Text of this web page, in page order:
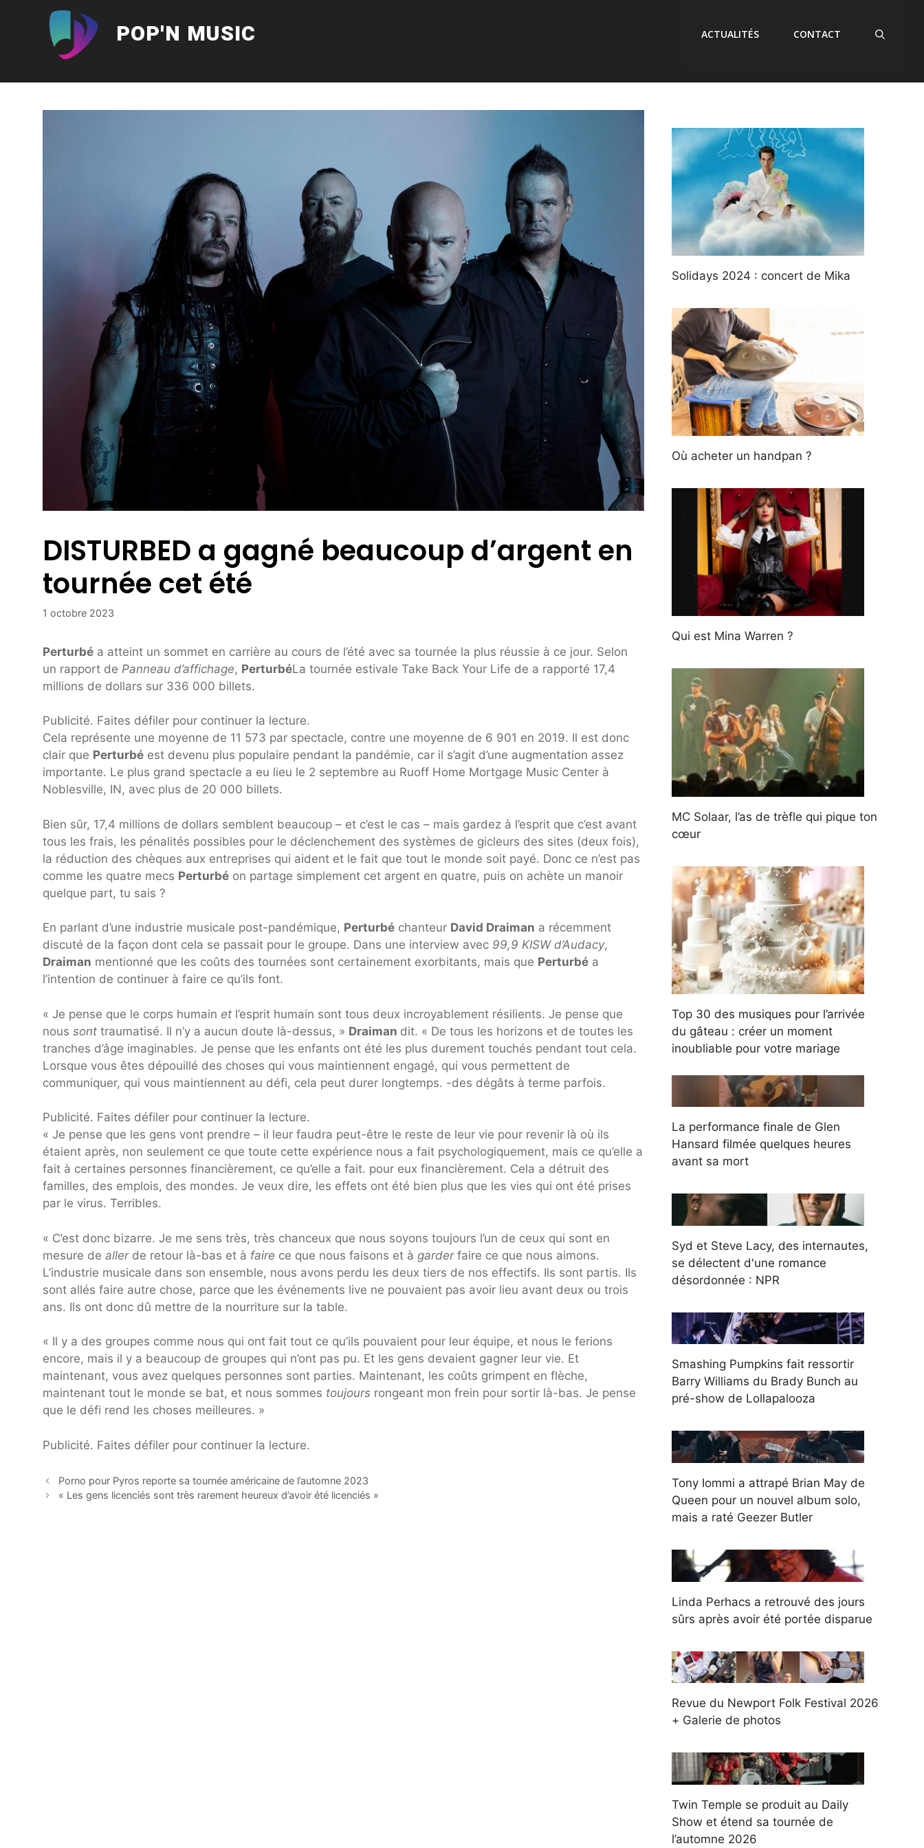
POP'N MUSIC ACTUALITÉS CONTACT
DISTURBED a gagné beaucoup d’argent en
tournée cet été
1 octobre 2023
Perturbé a atteint un sommet en carrière au cours de l’été avec sa tournée la plus réussie à ce jour. Selon
un rapport de Panneau d’affichage, PerturbéLa tournée estivale Take Back Your Life de a rapporté 17,4
millions de dollars sur 336 000 billets.
Publicité. Faites défiler pour continuer la lecture.
Cela représente une moyenne de 11 573 par spectacle, contre une moyenne de 6 901 en 2019. Il est donc
clair que Perturbé est devenu plus populaire pendant la pandémie, car il s’agit d’une augmentation assez
importante. Le plus grand spectacle a eu lieu le 2 septembre au Ruoff Home Mortgage Music Center à
Noblesville, IN, avec plus de 20 000 billets.
Bien sûr, 17,4 millions de dollars semblent beaucoup – et c’est le cas – mais gardez à l’esprit que c’est avant
tous les frais, les pénalités possibles pour le déclenchement des systèmes de gicleurs des sites (deux fois),
la réduction des chèques aux entreprises qui aident et le fait que tout le monde soit payé. Donc ce n’est pas
comme les quatre mecs Perturbé on partage simplement cet argent en quatre, puis on achète un manoir
quelque part, tu sais ?
En parlant d’une industrie musicale post-pandémique, Perturbé chanteur David Draiman a récemment
discuté de la façon dont cela se passait pour le groupe. Dans une interview avec 99,9 KISW d’Audacy,
Draiman mentionné que les coûts des tournées sont certainement exorbitants, mais que Perturbé a
l’intention de continuer à faire ce qu’ils font.
« Je pense que le corps humain et l’esprit humain sont tous deux incroyablement résilients. Je pense que
nous sont traumatisé. Il n’y a aucun doute là-dessus, » Draiman dit. « De tous les horizons et de toutes les
tranches d’âge imaginables. Je pense que les enfants ont été les plus durement touchés pendant tout cela.
Lorsque vous êtes dépouillé des choses qui vous maintiennent engagé, qui vous permettent de
communiquer, qui vous maintiennent au défi, cela peut durer longtemps. -des dégâts à terme parfois.
Publicité. Faites défiler pour continuer la lecture.
« Je pense que les gens vont prendre – il leur faudra peut-être le reste de leur vie pour revenir là où ils
étaient après, non seulement ce que toute cette expérience nous a fait psychologiquement, mais ce qu’elle a
fait à certaines personnes financièrement, ce qu’elle a fait. pour eux financièrement. Cela a détruit des
familles, des emplois, des mondes. Je veux dire, les effets ont été bien plus que les vies qui ont été prises
par le virus. Terribles.
« C’est donc bizarre. Je me sens très, très chanceux que nous soyons toujours l’un de ceux qui sont en
mesure de allerde retour là-bas et à faire ce que nous faisons et à garderfaire ce que nous aimons.
L’industrie musicale dans son ensemble, nous avons perdu les deux tiers de nos effectifs. Ils sont partis. Ils
sont allés faire autre chose, parce que les événements live ne pouvaient pas avoir lieu avant deux ou trois
ans. Ils ont donc dû mettre de la nourriture sur la table.
« Il y a des groupes comme nous qui ont fait tout ce qu’ils pouvaient pour leur équipe, et nous le ferions
encore, mais il y a beaucoup de groupes qui n’ont pas pu. Et les gens devaient gagner leur vie. Et
maintenant, vous avez quelques personnes sont parties. Maintenant, les coûts grimpent en flèche,
maintenant tout le monde se bat, et nous sommes toujours rongeant mon frein pour sortir là-bas. Je pense
que le défi rend les choses meilleures. »
Publicité. Faites défiler pour continuer la lecture.
Porno pour Pyros reporte sa tournée américaine de l’automne 2023
« Les gens licenciés sont très rarement heureux d’avoir été licenciés »
Solidays 2024 : concert de Mika
Où acheter un handpan ?
Qui est Mina Warren ?
MC Solaar, l’as de trèfle qui pique ton
cœur
Top 30 des musiques pour l’arrivée
du gâteau : créer un moment
inoubliable pour votre mariage
La performance finale de Glen
Hansard filmée quelques heures
avant sa mort
Syd et Steve Lacy, des internautes,
se délectent d'une romance
désordonnée : NPR
Smashing Pumpkins fait ressortir
Barry Williams du Brady Bunch au
pré-show de Lollapalooza
Tony Iommi a attrapé Brian May de
Queen pour un nouvel album solo,
mais a raté Geezer Butler
Linda Perhacs a retrouvé des jours
sûrs après avoir été portée disparue
Revue du Newport Folk Festival 2026
+ Galerie de photos
Twin Temple se produit au Daily
Show et étend sa tournée de
l’automne 2026